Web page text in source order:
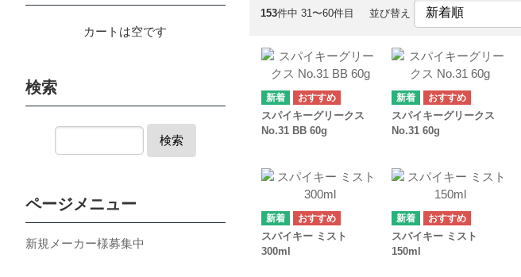
153件中 31〜60件目 並び替え
スパイキーグリークス
No.31 BB 60g
スパイキーグリークス
No.31 60g
スパイキー ミスト
300ml
スパイキー ミスト
150ml
カートは空です
検索
検索
ページメニュー
新規メーカー様募集中